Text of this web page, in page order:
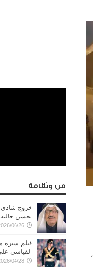
فن وثقافة
خروج شادي
تحسن
06/26
فيلم سيرة
القياسي
04/28